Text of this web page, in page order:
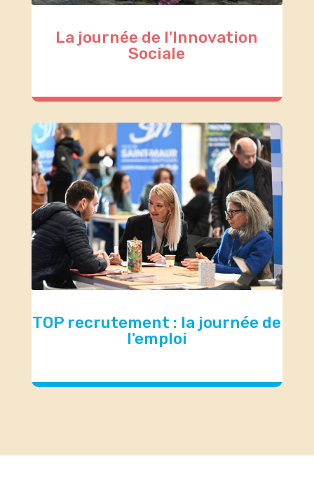
La journée de l'Innovation
Sociale
TOP recrutement : la journée de
l'emploi